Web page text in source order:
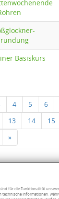
Basiskurs
4 5 6
13 14 15
»
für die Funktionalität
technische Informationen,